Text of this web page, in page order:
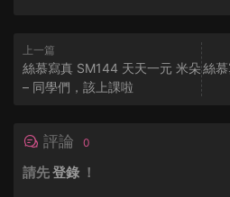
上一篇
絲慕寫真 SM144 天天一元 米朵
– 同學們，該上課啦
絲
評論 0
請先登錄 ！